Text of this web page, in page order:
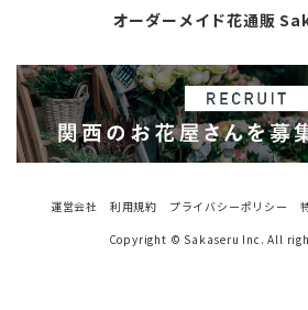
オーダーメイド花通販
運営会社 利用規約 プライバシーポリシー
Copyright © Sakaseru Inc. All